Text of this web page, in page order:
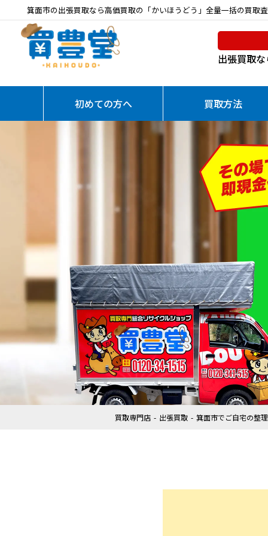
箕面市の出張買取なら高価買取の「かいほうどう」全量一括の買取
出張買取
初めての方へ 買取方法
買取専門店 出張買取 箕面市でご自宅の整